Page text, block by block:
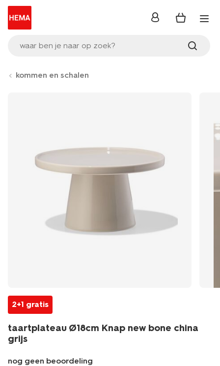
waar ben je naar op zoek?
inloggen
kommen en schalen
2+1 gratis
taartplateau Ø18cm Knap new bone china
grijs
nog geen beoordeling